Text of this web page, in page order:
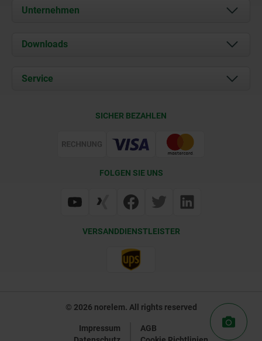
Unternehmen
Über uns
Karriere
Downloads
Service
Web Support
SICHER BEZAHLEN
FOLGEN SIE UNS
VERSANDDIENSTLEISTER
© 2026 norelem. All rights reserved
Impressum
AGB